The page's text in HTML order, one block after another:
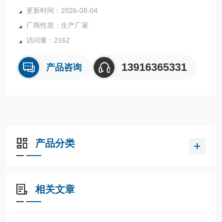
更新时间：2026-08-04
厂商性质：生产厂家
访问量：2162
产品咨询 13916365331
产品分类
相关文章